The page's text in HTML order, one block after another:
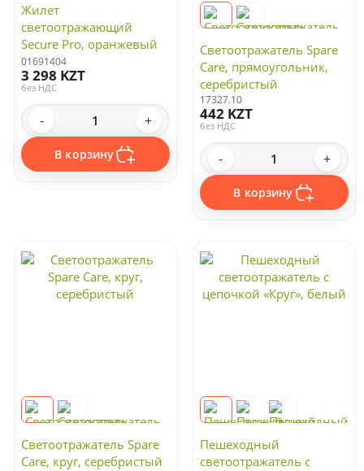
Жилет
светоотражающий
Secure Pro, оранжевый
неон
01691404
3 298 KZT
без НДС
- +
В корзину
Светоотражатель Spare
Care, прямоугольник,
серебристый
17327.10
442 KZT
без НДС
- +
В корзину
Светоотражатель Spare
Care, круг, серебристый
Пешеходный
светоотражатель с